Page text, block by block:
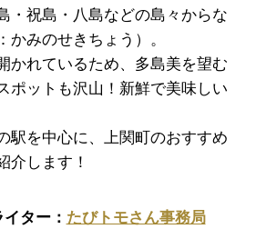
・祝島・八島などの島々からな
かみのせきちょう）。
かれているため、多島美を望む
ポットも沢山！新鮮で美味しい
駅を中心に、上関町のおすすめ
介します！
たびトモさん事務局